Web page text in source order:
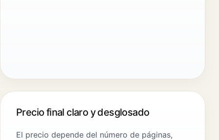
Precio final claro y desglosado
El precio depende del número de páginas,